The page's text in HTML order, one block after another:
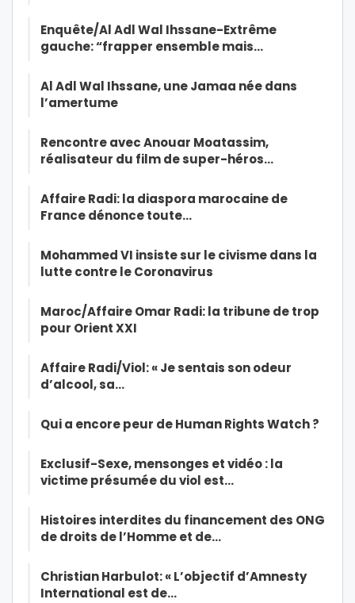
Enquête/Al Adl Wal Ihssane-Extrême
gauche: “frapper ensemble mais…
Al Adl Wal Ihssane, une Jamaa née dans
l’amertume
Rencontre avec Anouar Moatassim,
réalisateur du film de super-héros…
Affaire Radi: la diaspora marocaine de
France dénonce toute…
Mohammed VI insiste sur le civisme dans la
lutte contre le Coronavirus
Maroc/Affaire Omar Radi: la tribune de trop
pour Orient XXI
Affaire Radi/Viol: « Je sentais son odeur
d’alcool, sa…
Qui a encore peur de Human Rights Watch ?
Exclusif-Sexe, mensonges et vidéo : la
victime présumée du viol est…
Histoires interdites du financement des ONG
de droits de l’Homme et de…
Christian Harbulot: « L’objectif d’Amnesty
International est de…